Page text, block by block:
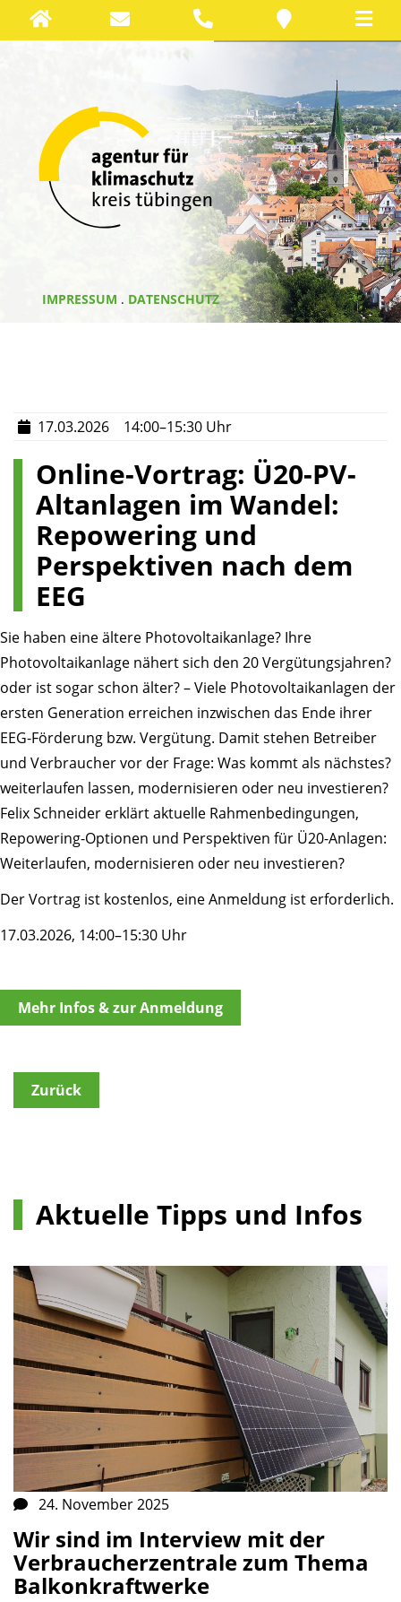
IMPRESSUM . DATENSCHUTZ
17.03.2026 14:00–15:30 Uhr
Online-Vortrag: Ü20-PV-
Altanlagen im Wandel:
Repowering und
Perspektiven nach dem
EEG
Sie haben eine ältere Photovoltaikanlage? Ihre
Photovoltaikanlage nähert sich den 20 Vergütungsjahren?
oder ist sogar schon älter? – Viele Photovoltaikanlagen der
ersten Generation erreichen inzwischen das Ende ihrer
EEG-Förderung bzw. Vergütung. Damit stehen Betreiber
und Verbraucher vor der Frage: Was kommt als nächstes?
weiterlaufen lassen, modernisieren oder neu investieren?
Felix Schneider erklärt aktuelle Rahmenbedingungen,
Repowering-Optionen und Perspektiven für Ü20-Anlagen:
Weiterlaufen, modernisieren oder neu investieren?
Der Vortrag ist kostenlos, eine Anmeldung ist erforderlich.
17.03.2026, 14:00–15:30 Uhr
Mehr Infos & zur Anmeldung
Zurück
Aktuelle Tipps und Infos
24. November 2025
Wir sind im Interview mit der
Verbraucherzentrale zum Thema
Balkonkraftwerke